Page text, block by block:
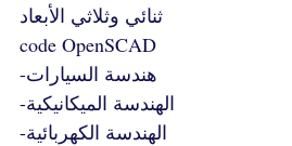
ثنائي وثلاثي الأبعاد
code OpenSCAD
-هندسة السيارات
-الهندسة الميكانيكية
-الهندسة الكهربائية